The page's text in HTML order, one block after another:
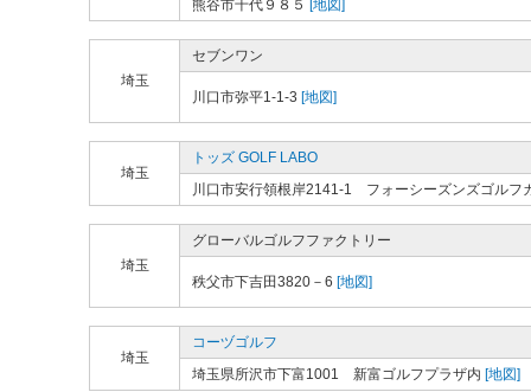
熊谷市千代９８５ [地図]
埼玉
セブンワン
川口市弥平1-1-3 [地図]
埼玉
トッズ GOLF LABO
川口市安行領根岸2141-1 フォーシーズンズゴルフ
埼玉
グローバルゴルフファクトリー
秩父市下吉田3820－6 [地図]
埼玉
コーヅゴルフ
埼玉県所沢市下富1001 新富ゴルフプラザ内 [地図]